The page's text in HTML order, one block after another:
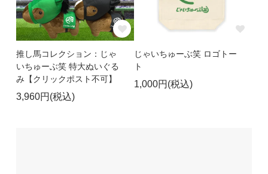
推し馬コレクション：じゃ
いちゅーぶ笑 特大ぬいぐる
み【クリックポスト不可】
3,960円(税込)
じゃいちゅーぶ笑 ロゴトー
ト
1,000円(税込)